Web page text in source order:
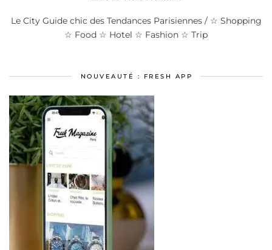
Le City Guide chic des Tendances Parisiennes / ☆ Shopping
☆ Food ☆ Hotel ☆ Fashion ☆ Trip
NOUVEAUTÉ : FRESH APP